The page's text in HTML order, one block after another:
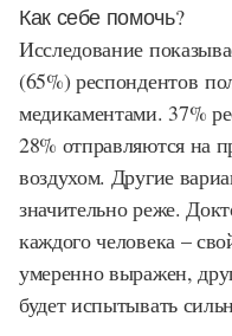
Как себе помочь?
Исследование
(65%) респондентов
медикаментами. 37%
28% отправляются на
воздухом. Другие
значительно реже.
каждого человека –
умеренно выражен,
будет испытывать